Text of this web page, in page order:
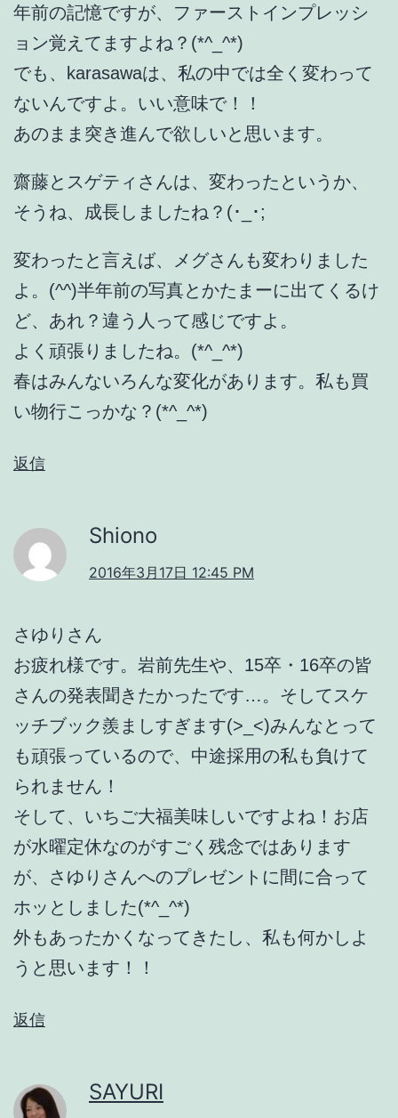
年前の記憶ですが、ファーストインプレッシ
ョン覚えてますよね？(*^_^*)
でも、karasawaは、私の中では全く変わって
ないんですよ。いい意味で！！
あのまま突き進んで欲しいと思います。
齋藤とスゲティさんは、変わったというか、
そうね、成長しましたね？(･_･;
変わったと言えば、メグさんも変わりました
よ。(^^)半年前の写真とかたまーに出てくるけ
ど、あれ？違う人って感じですよ。
よく頑張りましたね。(*^_^*)
春はみんないろんな変化があります。私も買
い物行こっかな？(*^_^*)
返信
Shiono
2016年3月17日 12:45 PM
さゆりさん
お疲れ様です。岩前先生や、15卒・16卒の皆
さんの発表聞きたかったです…。そしてスケ
ッチブック羨ましすぎます(>_<)みんなとって
も頑張っているので、中途採用の私も負けて
られません！
そして、いちご大福美味しいですよね！お店
が水曜定休なのがすごく残念ではあります
が、さゆりさんへのプレゼントに間に合って
ホッとしました(*^_^*)
外もあったかくなってきたし、私も何かしよ
うと思います！！
返信
SAYURI